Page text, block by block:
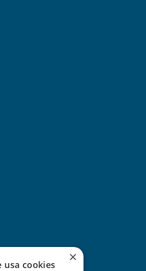
×
usa cookies